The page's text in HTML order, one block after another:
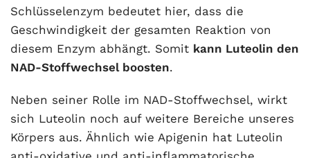
Schlüsselenzym bedeutet hier, dass die
Geschwindigkeit der gesamten Reaktion von
diesem Enzym abhängt. Somit kann Luteolin den
NAD-Stoffwechsel boosten.
Neben seiner Rolle im NAD-Stoffwechsel, wirkt
sich Luteolin noch auf weitere Bereiche unseres
Körpers aus. Ähnlich wie Apigenin hat Luteolin